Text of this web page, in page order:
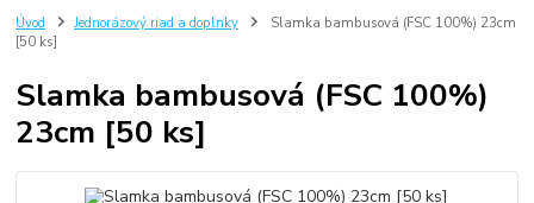
Úvod Jednorázový riad a doplnky
Slamka bambusová (FSC 100%) 23cm
[50 ks]
Slamka bambusová (FSC 100%)
23cm [50 ks]